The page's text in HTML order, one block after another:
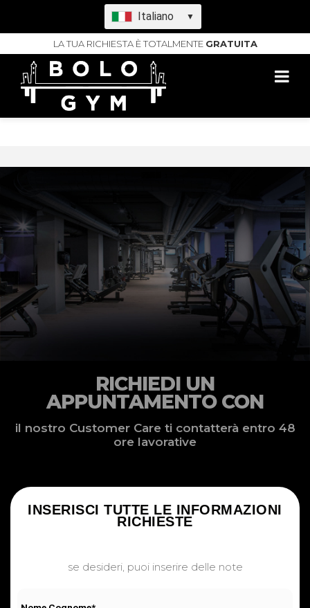
Italiano ▼
LA TUA RICHIESTA È TOTALMENTE GRATUITA
RICHIEDI UN
APPUNTAMENTO CON
il nostro Customer Care ti contatterà entro 48
ore lavorative
INSERISCI TUTTE LE INFORMAZIONI
RICHIESTE
se desideri, puoi inserire delle note